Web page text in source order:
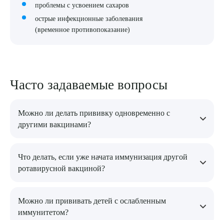
проблемы с усвоением сахаров
острые инфекционные заболевания
(временное противопоказание)
Часто задаваемые вопросы
Можно ли делать прививку одновременно с
другими вакцинами?
календарными прививками.
Что делать, если уже начата иммунизация другой
ротавирусной вакциной?
безопасности и эффективности при чередовании разных
прививок отсутствуют.
Можно ли прививать детей с ослабленным
иммунитетом?